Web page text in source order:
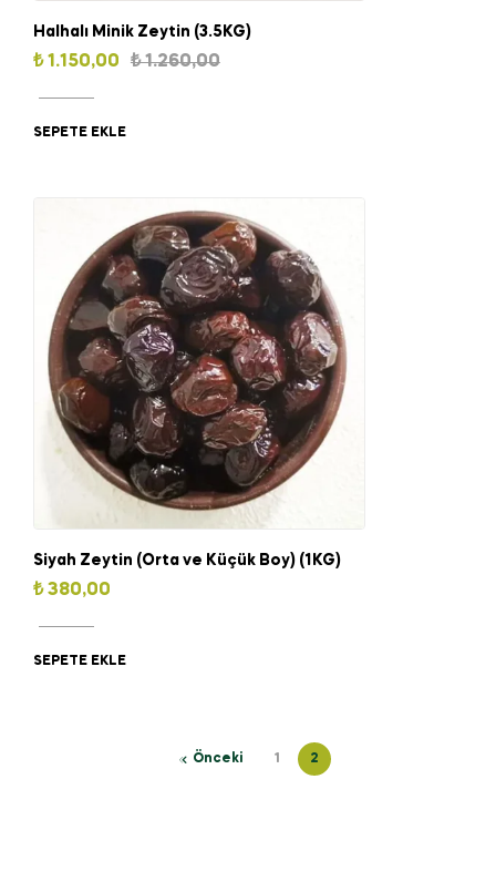
Halhalı Minik Zeytin (3.5KG)
₺1.260,00
₺1.150,00
SEPETE EKLE
Siyah Zeytin (Orta ve Küçük Boy) (1KG)
₺380,00
SEPETE EKLE
Önceki 1 2